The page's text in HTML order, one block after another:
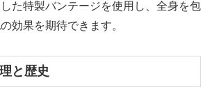
た特製バンテージを使用し、全身を包
効果を期待できます。
と歴史